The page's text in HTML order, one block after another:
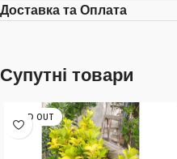
Доставка та Оплата
Супутні товари
SOLD OUT